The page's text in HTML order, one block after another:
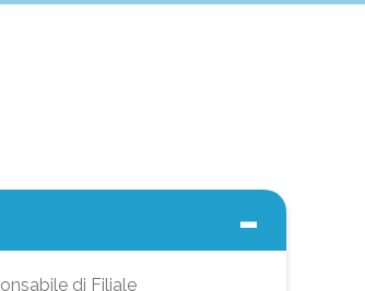
di Filiale